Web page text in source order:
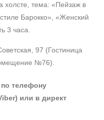
холсте, тема: «Пейзаж в
Барокко», «Женский
3 часа.
97 (Гостиница
№76).
по телефону
или в директ